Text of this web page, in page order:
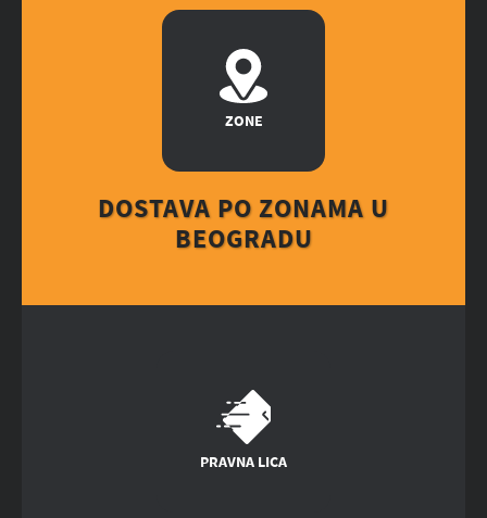
ZONE
DOSTAVA PO ZONAMA U
BEOGRADU
PRAVNA LICA